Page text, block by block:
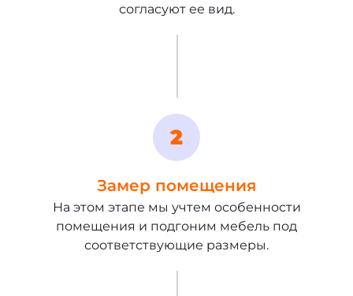
согласуют ее вид.
Замер помещения
На этом этапе мы учтем особенности
помещения и подгоним мебель под
соответствующие размеры.